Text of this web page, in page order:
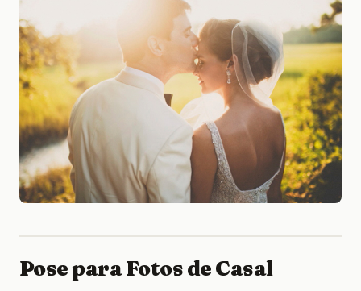
Pose para Fotos de Casal